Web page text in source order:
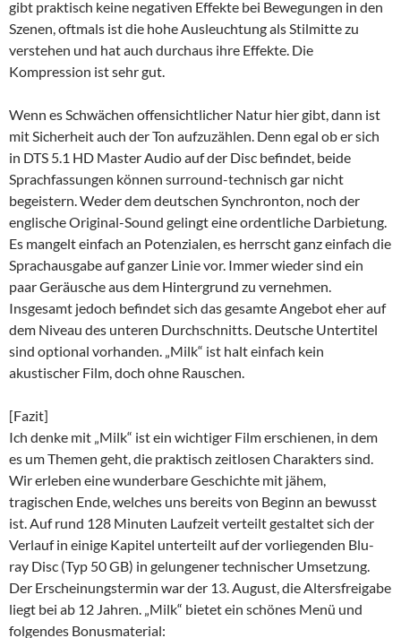
gibt praktisch keine negativen Effekte bei Bewegungen in den
Szenen, oftmals ist die hohe Ausleuchtung als Stilmitte zu
verstehen und hat auch durchaus ihre Effekte. Die
Kompression ist sehr gut.
Wenn es Schwächen offensichtlicher Natur hier gibt, dann ist
mit Sicherheit auch der Ton aufzuzählen. Denn egal ob er sich
in DTS 5.1 HD Master Audio auf der Disc befindet, beide
Sprachfassungen können surround-technisch gar nicht
begeistern. Weder dem deutschen Synchronton, noch der
englische Original-Sound gelingt eine ordentliche Darbietung.
Es mangelt einfach an Potenzialen, es herrscht ganz einfach die
Sprachausgabe auf ganzer Linie vor. Immer wieder sind ein
paar Geräusche aus dem Hintergrund zu vernehmen.
Insgesamt jedoch befindet sich das gesamte Angebot eher auf
dem Niveau des unteren Durchschnitts. Deutsche Untertitel
sind optional vorhanden. „Milk“ ist halt einfach kein
akustischer Film, doch ohne Rauschen.
[Fazit]
Ich denke mit „Milk“ ist ein wichtiger Film erschienen, in dem
es um Themen geht, die praktisch zeitlosen Charakters sind.
Wir erleben eine wunderbare Geschichte mit jähem,
tragischen Ende, welches uns bereits von Beginn an bewusst
ist. Auf rund 128 Minuten Laufzeit verteilt gestaltet sich der
Verlauf in einige Kapitel unterteilt auf der vorliegenden Blu-
ray Disc (Typ 50 GB) in gelungener technischer Umsetzung.
Der Erscheinungstermin war der 13. August, die Altersfreigabe
liegt bei ab 12 Jahren. „Milk“ bietet ein schönes Menü und
folgendes Bonusmaterial: